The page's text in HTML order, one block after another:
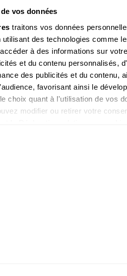
vos données
traitons vos données
utilisant des technologies comme
à des informations sur
et du contenu personnalisés,
des publicités et du contenu,
favorisant ainsi le
choix quant à l'utilisation de vos
modifier ou retirer votre
à plusieurs mètres près
(empreintes digitales).
votre consentement à tout
magazines de La Salamandre
de journalistes et de
auteurs et illustrateurs
sont tout aussi passionnés et
humour et poésie.